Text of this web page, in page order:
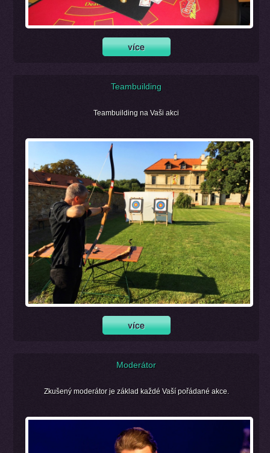
Teambuilding
Teambuilding na Vaši akci
Moderátor
Zkušený moderátor je základ každé Vaší pořádané akce.